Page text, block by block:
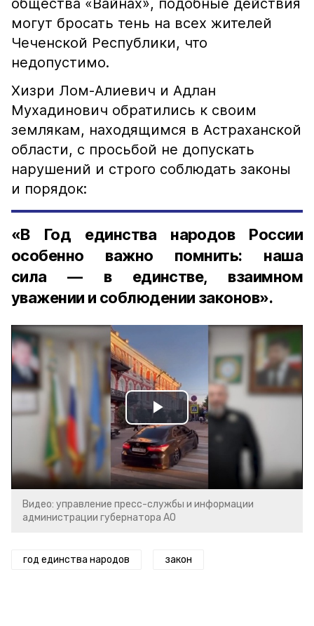
общества «Вайнах», подобные действия
могут бросать тень на всех жителей
Чеченской Республики, что
недопустимо.
Хизри Лом-Алиевич и Адлан
Мухадинович обратились к своим
землякам, находящимся в Астраханской
области, с просьбой не допускать
нарушений и строго соблюдать законы
и порядок:
«В Год единства народов России
особенно важно помнить: наша
сила — в единстве, взаимном
уважении и соблюдении законов».
Play
Video
Видео: управление пресс-службы и информации
администрации губернатора АО
год единства народов закон